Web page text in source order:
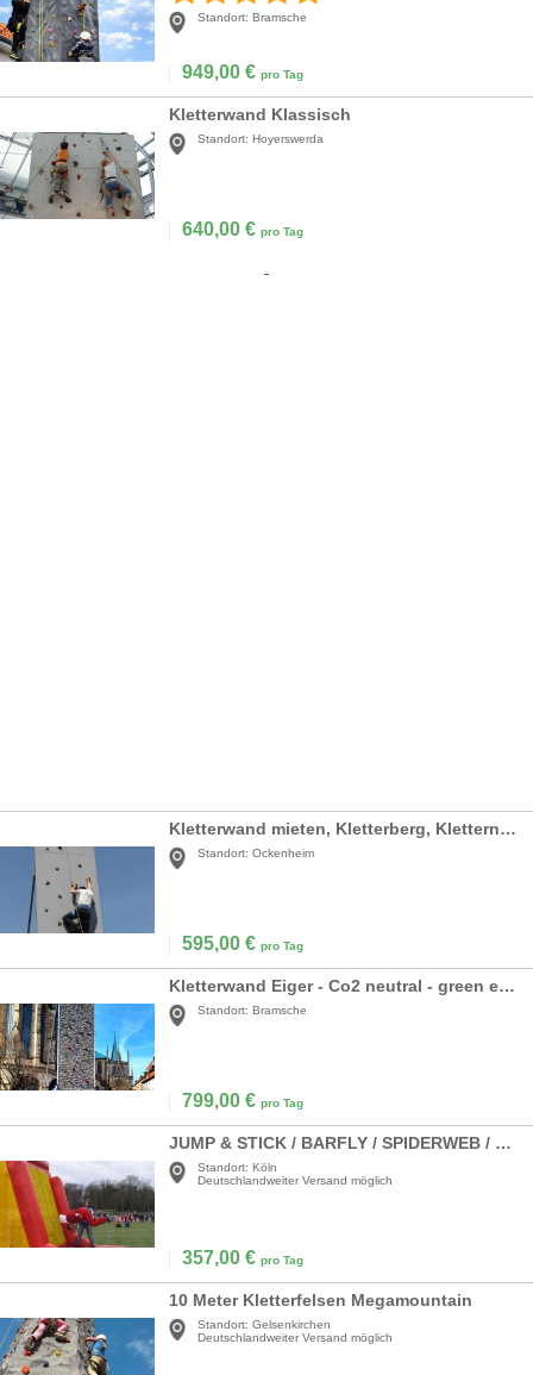
Standort: Bramsche
949,00 € pro Tag
Kletterwand Klassisch
Standort: Hoyerswerda
640,00 € pro Tag
Kletterwand mieten, Kletterberg, Klettern, Eventmodule Vermietung
Standort: Ockenheim
595,00 € pro Tag
Kletterwand Eiger - Co2 neutral - green event modul
Standort: Bramsche
799,00 € pro Tag
JUMP & STICK / BARFLY / SPIDERWEB / KLETTWAND
Standort: Köln
Deutschlandweiter Versand möglich
357,00 € pro Tag
10 Meter Kletterfelsen Megamountain
Standort: Gelsenkirchen
Deutschlandweiter Versand möglich